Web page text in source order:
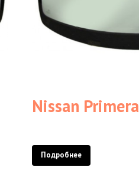
Nissan Primera
Подробнее